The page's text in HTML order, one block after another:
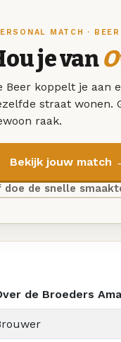
MATCH ·
je van
Beer koppelt je aan
straat wonen.
raak.
Bekijk jouw match
doe de snelle
de Broeders